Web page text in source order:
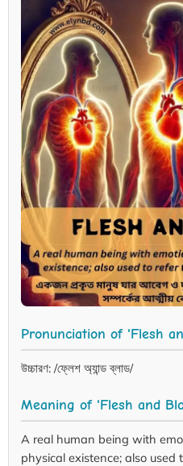
Pronunciation of 'Flesh
উচ্চারণ: /ফ্লেশ অ্যান্ড ব্লাড/
Meaning of 'Flesh and
A real human being with
physical existence; also used